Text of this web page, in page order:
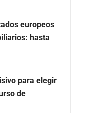
europeos
hasta
para elegir
de